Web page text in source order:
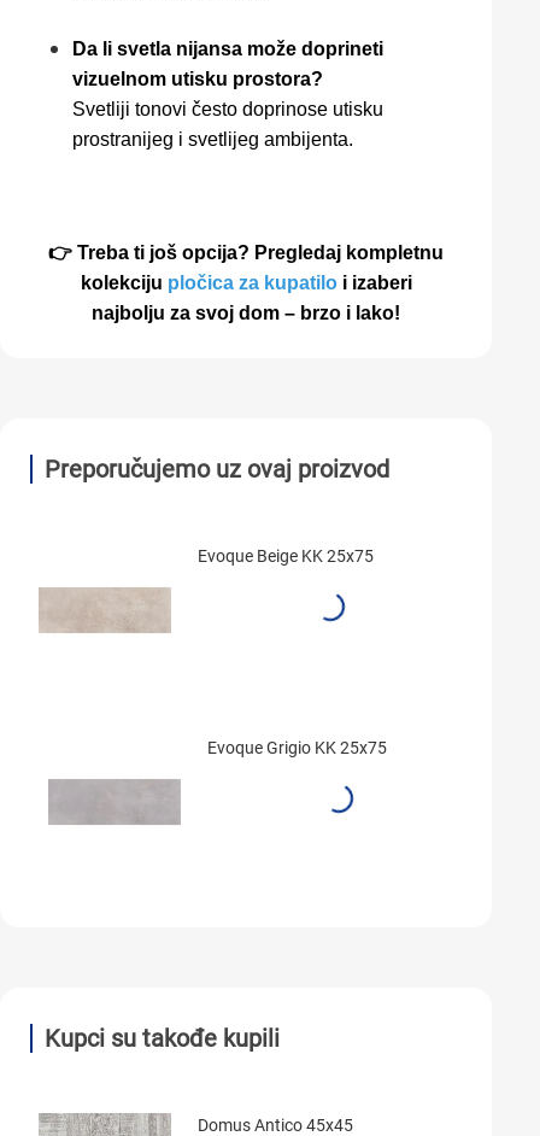
Da li svetla nijansa može doprineti
vizuelnom utisku prostora?
Svetliji tonovi često doprinose utisku
prostranijeg i svetlijeg ambijenta.
👉 Treba ti još opcija? Pregledaj kompletnu
kolekciju pločica za kupatiloi izaberi
najbolju za svoj dom – brzo i lako!
Preporučujemo uz ovaj proizvod
Evoque Beige KK 25x75
Evoque Grigio KK 25x75
Kupci su takođe kupili
Domus Antico 45x45